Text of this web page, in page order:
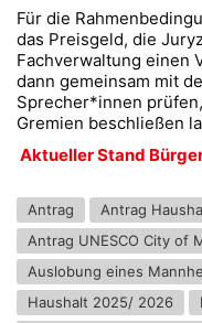
Für die
das Preisgeld, die
Fachverwaltung einen
dann gemeinsam mit
Sprecher*innen
Gremien beschließen
Aktueller Stand
Antrag Antrag
Antrag UNESCO City of
Auslobung eines
Haushalt 2025/ 2026